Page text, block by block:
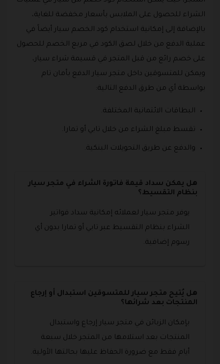
الشراء للحصول على الملابس بأسعار مخفضة للغاية،
بالإضافة إلى إمكانية استخدام كود الخصم سيار أيضاً في
عملية الدفع من خلال لصق الكود في مربع الخصم للحصول
على خصم رائع من قبل المتجر في قسيمة شراء سيار،
ويمكن للمتسوقين داخل متجر سيار الدفع بأمان تام
بواسطة أي من طرق الدفع التالية:
البطاقات الائتمانية المختلفة.
تقسط مبلغ الشراء من خلال تابي أو تمارا.
والدفع عن طريق التحويلات البنكية.
هل يمكن سداد قيمة فاتورة الشراء في متجر سيار
بنظام التقسيط؟
يوفر متجر سيار لعملائه إمكانية سداد فواتير
الشراء بنظام التقسيط عبر تابي أو تمارا بدون أي
رسوم إضافية.
هل يُتيح متجر سيار للمتسوقين استبدال أو إرجاع
المنتجات بعد شرائها؟
بإمكان الزبائن في متجر سيار إرجاع واستبدال
المنتجات بعد استلامها من المتجر خلال سبعة
أيام فقط مع ضرورة الحفاظ عليها بحالتها الأولية.